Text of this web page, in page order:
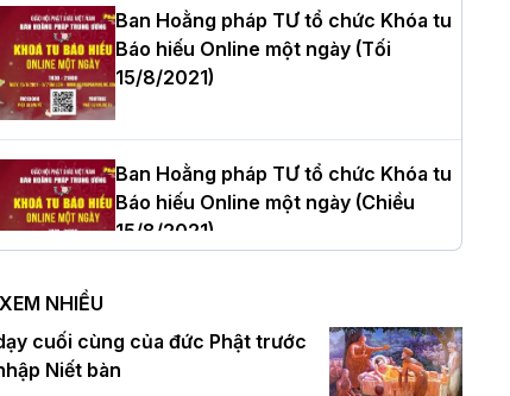
tọa Thích Tâm Chính được suy
Trưởng ban Trị sự GHPGVN tỉnh
Tăng Ni Trường hạ Bồ Đề trang
tác pháp Tiền an cư PL.2570 –
Ban Hoằng pháp TƯ tổ chức Khóa tu
Báo hiếu Online một ngày (Tối
15/8/2021)
Ban Hoằng pháp TƯ tổ chức Khóa tu
Báo hiếu Online một ngày (Chiều
15/8/2021)
Ban Hoằng pháp TƯ tổ chức Khóa tu
Báo hiếu Online một ngày (Sáng
15/8/2021)
NHIỀU
cuối cùng của đức Phật trước
Niết bàn